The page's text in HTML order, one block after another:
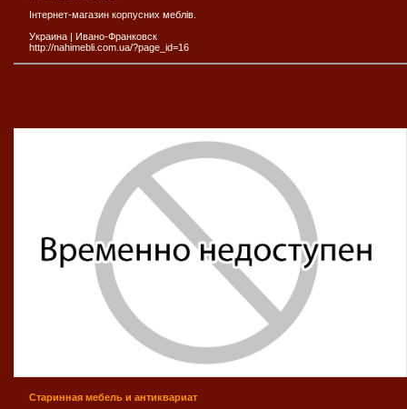
Інтернет-магазин корпусних меблів.
Украина | Ивано-Франковск
http://nahimebli.com.ua/?page_id=16
Старинная мебель и антиквариат